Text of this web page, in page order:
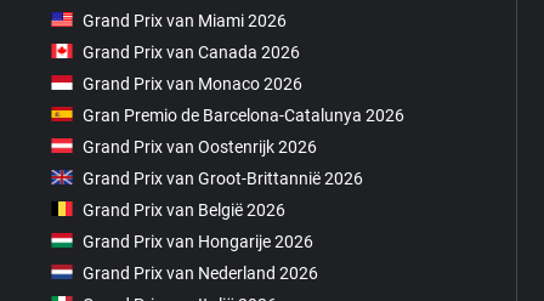
Grand Prix van Miami 2026
Grand Prix van Canada 2026
Grand Prix van Monaco 2026
Gran Premio de Barcelona-Catalunya 2026
Grand Prix van Oostenrijk 2026
Grand Prix van Groot-Brittannië 2026
Grand Prix van België 2026
Grand Prix van Hongarije 2026
Grand Prix van Nederland 2026